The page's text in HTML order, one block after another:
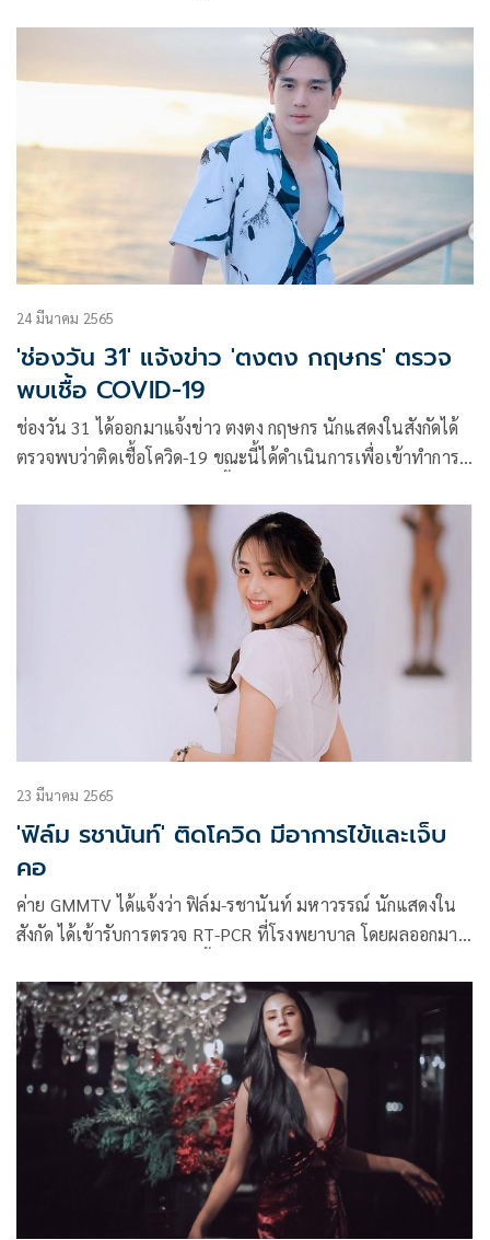
24 มีนาคม 2565
'ช่องวัน 31' แจ้งข่าว 'ตงตง กฤษกร' ตรวจ
พบเชื้อ COVID-19
ช่องวัน 31 ได้ออกมาแจ้งข่าว ตงตง กฤษกร นักแสดงในสังกัดได้
ตรวจพบว่าติดเชื้อโควิด-19 ขณะนี้ได้ดำเนินการเพื่อเข้าทำการ
สังเกตอาการตามมาตรการที่ถูกต้อง
23 มีนาคม 2565
'ฟิล์ม รชานันท์' ติดโควิด มีอาการไข้และเจ็บ
คอ
ค่าย GMMTV ได้แจ้งว่า ฟิล์ม-รชานันท์ มหาวรรณ์ นักแสดงใน
สังกัด ได้เข้ารับการตรวจ RT-PCR ที่โรงพยาบาล โดยผลออกมา